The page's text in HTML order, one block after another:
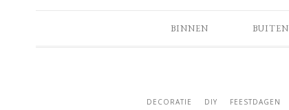
BINNEN BUITEN
DECORATIE DIY FEESTDAGEN